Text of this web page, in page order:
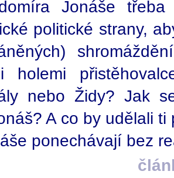
Jonáše
politické strany,
holemi
nebo Židy? Jak
A co by udělali
ponechávají bez